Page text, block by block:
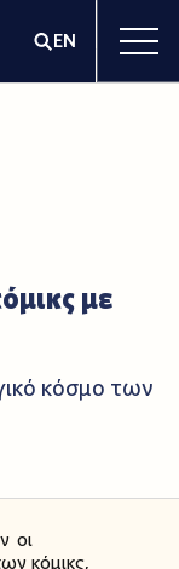
EN
με
κόσμο των
οι
κόμικς,